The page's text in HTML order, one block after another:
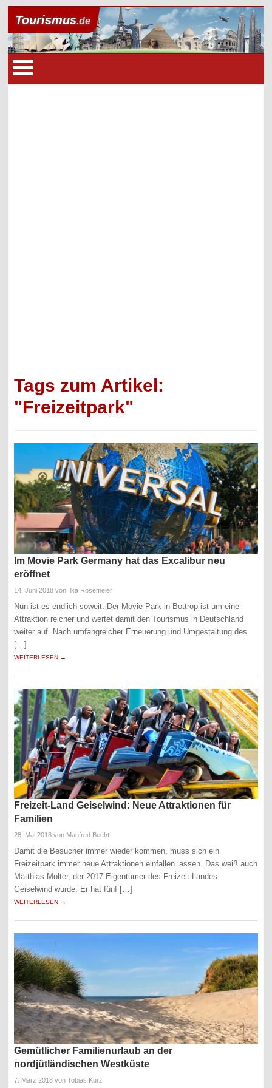
Tourismus.de
Tags zum Artikel:
"Freizeitpark"
Im Movie Park Germany hat das Excalibur neu
eröffnet
14. Juni 2018 von Ilka Rosemeier
Nun ist es endlich soweit: Der Movie Park in Bottrop ist um eine
Attraktion reicher und wertet damit den Tourismus in Deutschland
weiter auf. Nach umfangreicher Erneuerung und Umgestaltung des
[…]
WEITERLESEN →
Freizeit-Land Geiselwind: Neue Attraktionen für
Familien
28. Mai 2018 von Manfred Becht
Damit die Besucher immer wieder kommen, muss sich ein
Freizeitpark immer neue Attraktionen einfallen lassen. Das weiß auch
Matthias Mölter, der 2017 Eigentümer des Freizeit-Landes
Geiselwind wurde. Er hat fünf […]
WEITERLESEN →
Gemütlicher Familienurlaub an der
nordjütländischen Westküste
7. März 2018 von Tobias Kurz